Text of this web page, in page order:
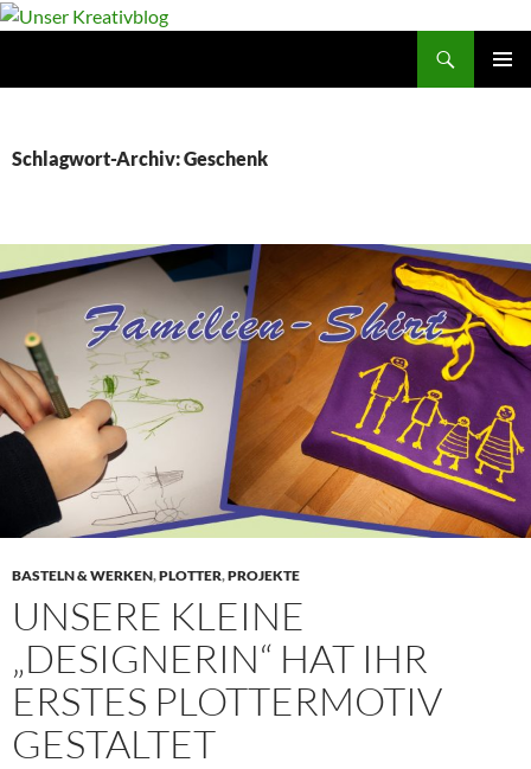
Schlagwort-Archiv: Geschenk
BASTELN & WERKEN,PLOTTER,PROJEKTE
UNSERE KLEINE
„DESIGNERIN“ HAT IHR
ERSTES PLOTTERMOTIV
GESTALTET